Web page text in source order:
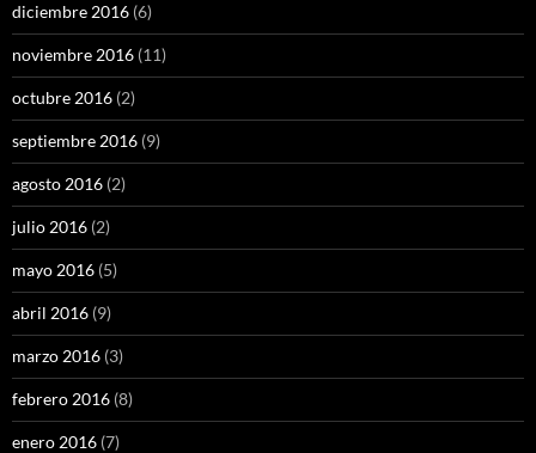
diciembre 2016 (6)
noviembre 2016 (11)
octubre 2016 (2)
septiembre 2016 (9)
agosto 2016 (2)
julio 2016 (2)
mayo 2016 (5)
abril 2016 (9)
marzo 2016 (3)
febrero 2016 (8)
enero 2016 (7)